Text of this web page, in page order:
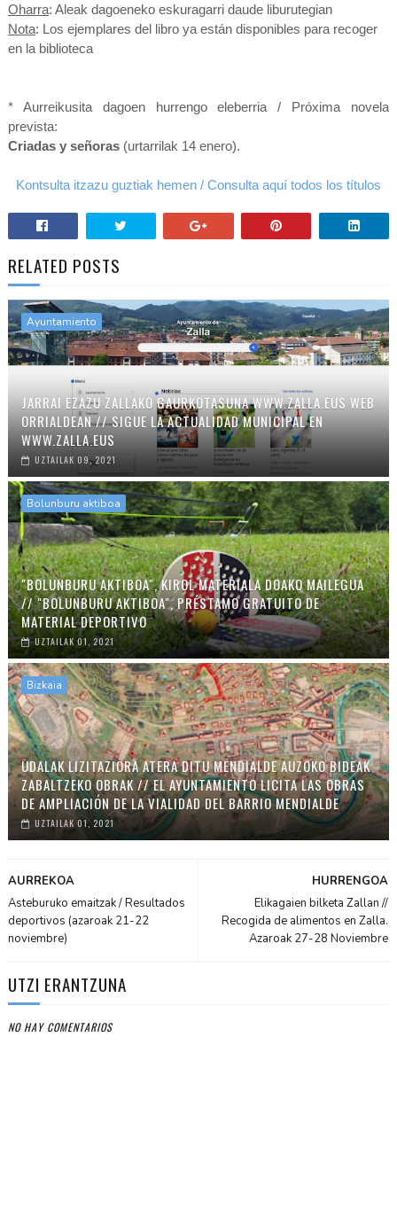
Oharra: Aleak dagoeneko eskuragarri daude liburutegian
Nota: Los ejemplares del libro ya están disponibles para recoger
en la biblioteca
* Aurreikusita dagoen hurrengo eleberria / Próxima novela
prevista:
Criadas y señoras(urtarrilak 14 enero).
Kontsulta itzazu guztiak hemen / Consulta aquí todos los títulos
RELATED POSTS
Ayuntamiento
JARRAI EZAZU ZALLAKO GAURKOTASUNA WWW.ZALLA.EUS WEB
ORRIALDEAN // SIGUE LA ACTUALIDAD MUNICIPAL EN
WWW.ZALLA.EUS
UZTAILAK 09, 2021
Bolunburu aktiboa
"BOLUNBURU AKTIBOA", KIROL MATERIALA DOAKO MAILEGUA
// "BOLUNBURU AKTIBOA", PRÉSTAMO GRATUITO DE
MATERIAL DEPORTIVO
UZTAILAK 01, 2021
Bizkaia
UDALAK LIZITAZIORA ATERA DITU MENDIALDE AUZOKO BIDEAK
ZABALTZEKO OBRAK // EL AYUNTAMIENTO LICITA LAS OBRAS
DE AMPLIACIÓN DE LA VIALIDAD DEL BARRIO MENDIALDE
UZTAILAK 01, 2021
HURRENGOA
Elikagaien bilketa Zallan //
Recogida de alimentos en Zalla.
Azaroak 27-28 Noviembre
AURREKOA
Asteburuko emaitzak / Resultados
deportivos (azaroak 21-22
noviembre)
UTZI ERANTZUNA
NO HAY COMENTARIOS